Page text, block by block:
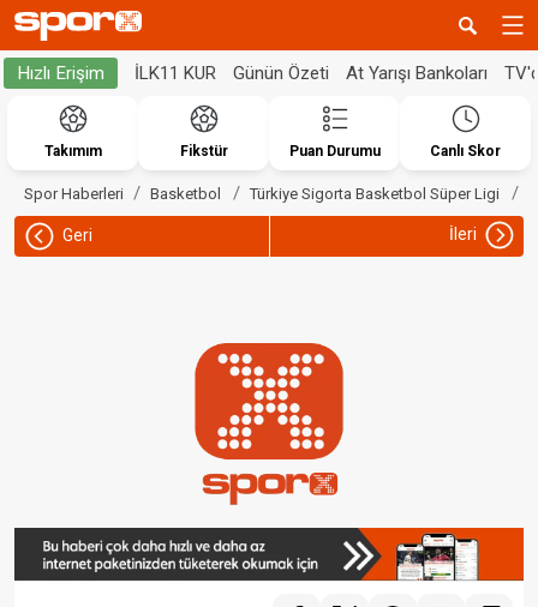
Hızlı Erişim İLK11 KUR Günün Özeti At Yarışı Bankoları
Takımım Fikstür Puan Durumu Canlı Skor
Spor Haberleri Basketbol Türkiye Sigorta Basketbol Süper Ligi
Geri İleri